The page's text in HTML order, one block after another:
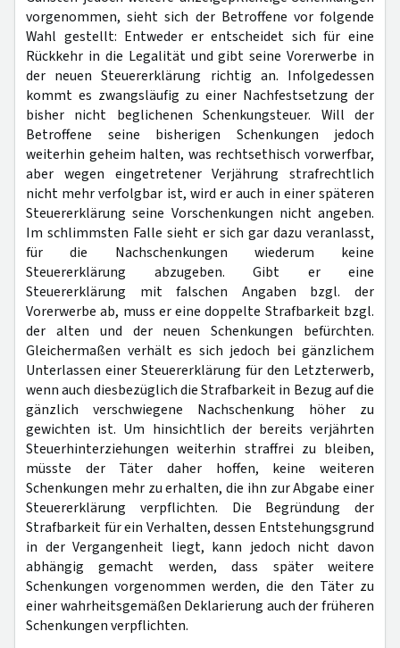
vorgenommen, sieht sich der Betroffene vor folgende
Wahl gestellt: Entweder er entscheidet sich für eine
Rückkehr in die Legalität und gibt seine Vorerwerbe in
der neuen Steuererklärung richtig an. Infolgedessen
kommt es zwangsläufig zu einer Nachfestsetzung der
bisher nicht beglichenen Schenkungsteuer. Will der
Betroffene seine bisherigen Schenkungen jedoch
weiterhin geheim halten, was rechtsethisch vorwerfbar,
aber wegen eingetretener Verjährung strafrechtlich
nicht mehr verfolgbar ist, wird er auch in einer späteren
Steuererklärung seine Vorschenkungen nicht angeben.
Im schlimmsten Falle sieht er sich gar dazu veranlasst,
für die Nachschenkungen wiederum keine
Steuererklärung abzugeben. Gibt er eine
Steuererklärung mit falschen Angaben bzgl. der
Vorerwerbe ab, muss er eine doppelte Strafbarkeit bzgl.
der alten und der neuen Schenkungen befürchten.
Gleichermaßen verhält es sich jedoch bei gänzlichem
Unterlassen einer Steuererklärung für den Letzterwerb,
wenn auch diesbezüglich die Strafbarkeit in Bezug auf die
gänzlich verschwiegene Nachschenkung höher zu
gewichten ist. Um hinsichtlich der bereits verjährten
Steuerhinterziehungen weiterhin straffrei zu bleiben,
müsste der Täter daher hoffen, keine weiteren
Schenkungen mehr zu erhalten, die ihn zur Abgabe einer
Steuererklärung verpflichten. Die Begründung der
Strafbarkeit für ein Verhalten, dessen Entstehungsgrund
in der Vergangenheit liegt, kann jedoch nicht davon
abhängig gemacht werden, dass später weitere
Schenkungen vorgenommen werden, die den Täter zu
einer wahrheitsgemäßen Deklarierung auch der früheren
Schenkungen verpflichten.